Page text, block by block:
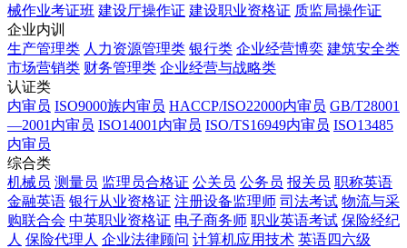
械作业考证班 建设厅操作证 建设职业资格证 质监局操作证
企业内训
生产管理类 人力资源管理类 银行类 企业经营博奕 建筑安全类
市场营销类 财务管理类 企业经营与战略类
认证类
内审员 ISO9000族内审员 HACCP/ISO22000内审员 GB/T28001
—2001内审员 ISO14001内审员 ISO/TS16949内审员 ISO13485
内审员
综合类
机械员 测量员 监理员合格证 公关员 公务员 报关员 职称英语
金融英语 银行从业资格证 注册设备监理师 司法考试 物流与采
购联合会 中英职业资格证 电子商务师 职业英语考试 保险经纪
人 保险代理人 企业法律顾问 计算机应用技术 英语四六级